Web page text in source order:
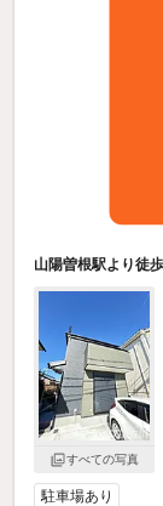
山陽曽根駅より徒
すべての写真
駐車場あり